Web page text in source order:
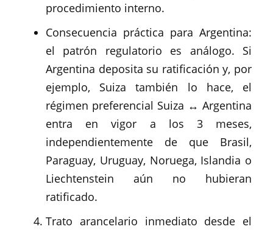
procedimiento interno.
Consecuencia práctica para Argentina:
el patrón regulatorio es análogo. Si
Argentina deposita su ratificación y, por
ejemplo, Suiza también lo hace, el
régimen preferencial Suiza ↔ Argentina
entra en vigor a los 3 meses,
independientemente de que Brasil,
Paraguay, Uruguay, Noruega, Islandia o
Liechtenstein aún no hubieran
ratificado.
Trato arancelario inmediato desde el